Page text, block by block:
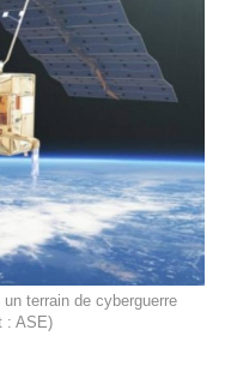
terrain de cyberguerre
: ASE)